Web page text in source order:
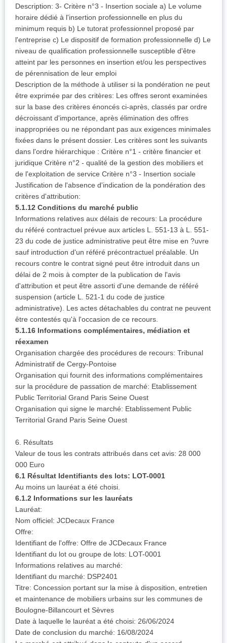
Description: 3- Critère n°3 - Insertion sociale a) Le volume
horaire dédié à l'insertion professionnelle en plus du
minimum requis b) Le tutorat professionnel proposé par
l'entreprise c) Le dispositif de formation professionnelle d) Le
niveau de qualification professionnelle susceptible d'être
atteint par les personnes en insertion et/ou les perspectives
de pérennisation de leur emploi
Description de la méthode à utiliser si la pondération ne peut
être exprimée par des critères: Les offres seront examinées
sur la base des critères énoncés ci-après, classés par ordre
décroissant d'importance, après élimination des offres
inappropriées ou ne répondant pas aux exigences minimales
fixées dans le présent dossier. Les critères sont les suivants
dans l'ordre hiérarchique : Critère n°1 - critère financier et
juridique Critère n°2 - qualité de la gestion des mobiliers et
de l'exploitation de service Critère n°3 - Insertion sociale
Justification de l'absence d'indication de la pondération des
critères d'attribution:
5.1.12 Conditions du marché public
Informations relatives aux délais de recours: La procédure
du référé contractuel prévue aux articles L. 551-13 à L. 551-
23 du code de justice administrative peut être mise en ?uvre
sauf introduction d'un référé précontractuel préalable. Un
recours contre le contrat signé peut être introduit dans un
délai de 2 mois à compter de la publication de l'avis
d'attribution et peut être assorti d'une demande de référé
suspension (article L. 521-1 du code de justice
administrative). Les actes détachables du contrat ne peuvent
être contestés qu'à l'occasion de ce recours.
5.1.16 Informations complémentaires, médiation et
réexamen
Organisation chargée des procédures de recours: Tribunal
Administratif de Cergy-Pontoise
Organisation qui fournit des informations complémentaires
sur la procédure de passation de marché: Etablissement
Public Territorial Grand Paris Seine Ouest
Organisation qui signe le marché: Etablissement Public
Territorial Grand Paris Seine Ouest
6. Résultats
Valeur de tous les contrats attribués dans cet avis: 28 000
000 Euro
6.1 Résultat Identifiants des lots: LOT-0001
Au moins un lauréat a été choisi.
6.1.2 Informations sur les lauréats
Lauréat:
Nom officiel: JCDecaux France
Offre:
Identifiant de l'offre: Offre de JCDecaux France
Identifiant du lot ou groupe de lots: LOT-0001
Informations relatives au marché:
Identifiant du marché: DSP2401
Titre: Concession portant sur la mise à disposition, entretien
et maintenance de mobiliers urbains sur les communes de
Boulogne-Billancourt et Sèvres
Date à laquelle le lauréat a été choisi: 26/06/2024
Date de conclusion du marché: 16/08/2024